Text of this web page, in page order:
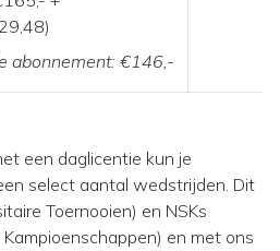
abonnement: €146,-
een daglicentie kun je
select aantal wedstrijden. Dit
Toernooien) en NSKs
en met ons